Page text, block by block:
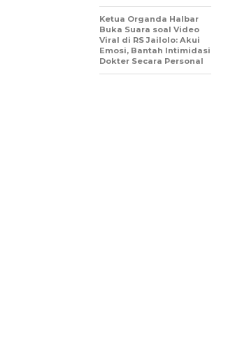
Ketua Organda Halbar
Buka Suara soal Video
Viral di RS Jailolo: Akui
Emosi, Bantah Intimidasi
Dokter Secara Personal